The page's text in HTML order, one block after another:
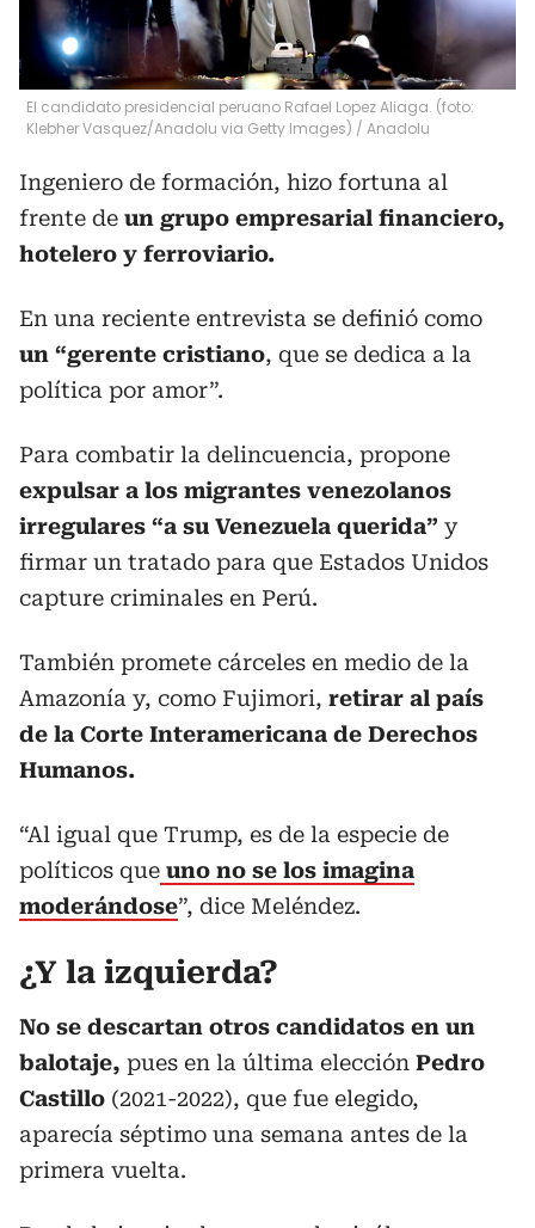
El candidato presidencial peruano Rafael Lopez Aliaga. (foto:
Klebher Vasquez/Anadolu via Getty Images) / Anadolu
Ingeniero de formación, hizo fortuna al
frente de un grupo empresarial financiero,
hotelero y ferroviario.
En una reciente entrevista se definió como
un “gerente cristiano, que se dedica a la
política por amor”.
Para combatir la delincuencia, propone
expulsar a los migrantes venezolanos
irregulares “a su Venezuela querida” y
firmar un tratado para que Estados Unidos
capture criminales en Perú.
También promete cárceles en medio de la
Amazonía y, como Fujimori, retirar al país
de la Corte Interamericana de Derechos
Humanos.
“Al igual que Trump, es de la especie de
políticos que uno no se los imagina
moderándose”, dice Meléndez.
¿Y la izquierda?
No se descartan otros candidatos en un
balotaje, pues en la última elección Pedro
Castillo (2021-2022), que fue elegido,
aparecía séptimo una semana antes de la
primera vuelta.